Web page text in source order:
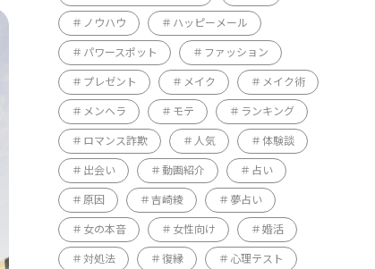
ノウハウ ハッピーメール
パワースポット ファッション
プレゼント メイク メイク術
メンヘラ モテ ランキング
ロマンス詐欺 人気 体験談
出会い 動画紹介 占い
原因 吉崎綾 夢占い
女の本音 女性向け 婚活
対処法 復縁 心理テスト